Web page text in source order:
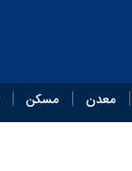
معدن مسکن